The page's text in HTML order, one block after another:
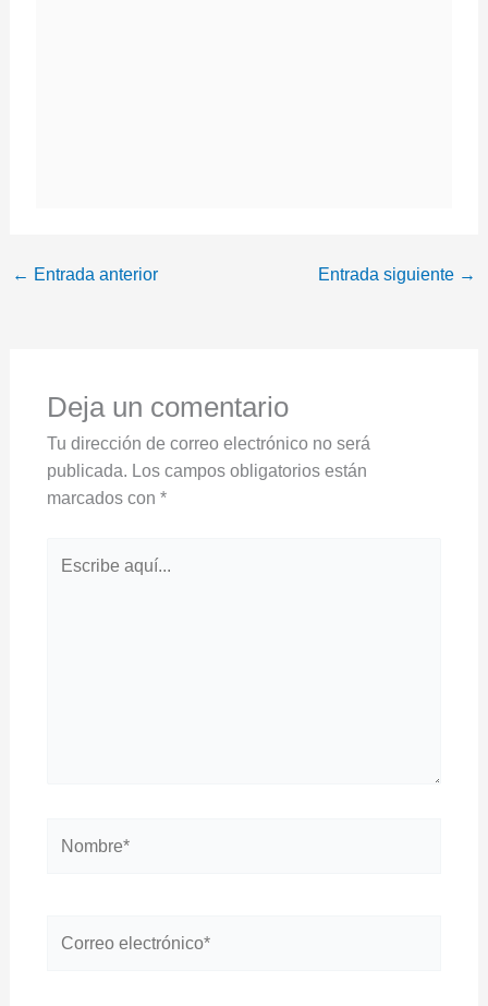
← Entrada anterior Entrada siguiente →
Deja un comentario
Tu dirección de correo electrónico no será
publicada. Los campos obligatorios están
marcados con *
aquí...
electrónico*